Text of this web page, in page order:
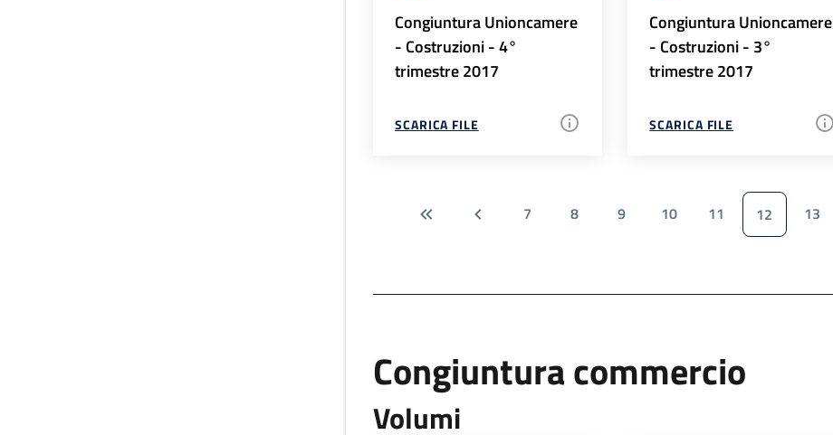
Congiuntura Unioncamere
- Costruzioni - 4°
trimestre 2017
SCARICA FILE
Congiuntura Unioncamere
- Costruzioni - 3°
trimestre 2017
SCARICA FILE
7 8 9 10 11 12 13
Congiuntura commercio
Volumi